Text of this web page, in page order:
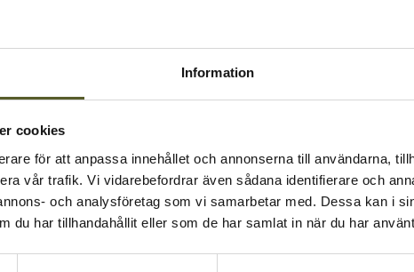
Information
cookies
för att anpassa innehållet och annonserna till användarna,
vår trafik. Vi vidarebefordrar även sådana identifierare och
och analysföretag som vi samarbetar med. Dessa kan i
du har tillhandahållit eller som de har samlat in när du har
det alternativ som passar dina behov bäst.
och att ta tillvara på resurser för att kunna skapa ny energi.
och böjda sidor. I vårt sortiment finns lösningar som passar
lägre lådhöjder.